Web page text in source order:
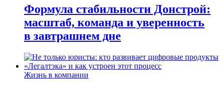
Формула стабильности Донстрой:
масштаб, команда и уверенность
в завтрашнем дне
Жизнь в компании